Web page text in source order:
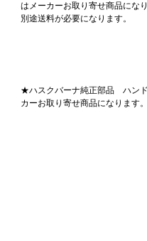
はメーカーお取り寄せ商品にな
別途送料が必要になります。
★ハスクバーナ純正部品 ハ
カーお取り寄せ商品になります